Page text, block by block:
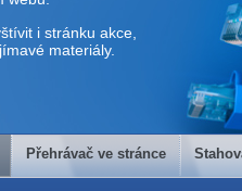
i stránku akce,
materiály.
ve stránce
Přehrávač ve stránce